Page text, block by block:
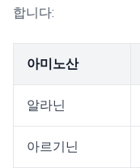
합니다:
아미노산
알라닌
아르기닌